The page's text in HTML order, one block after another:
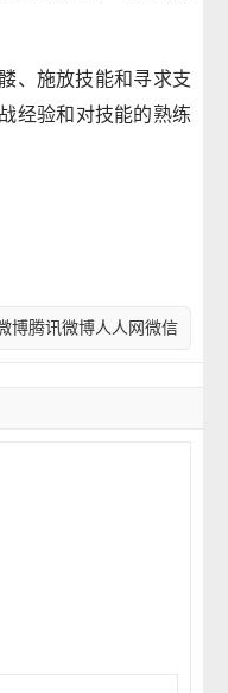
、施放技能和寻求支
经验和对技能的熟练
博腾讯微博人人网微信